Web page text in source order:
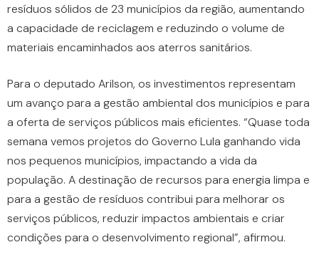
resíduos sólidos de 23 municípios da região, aumentando
a capacidade de reciclagem e reduzindo o volume de
materiais encaminhados aos aterros sanitários.
Para o deputado Arilson, os investimentos representam
um avanço para a gestão ambiental dos municípios e para
a oferta de serviços públicos mais eficientes. “Quase toda
semana vemos projetos do Governo Lula ganhando vida
nos pequenos municípios, impactando a vida da
população. A destinação de recursos para energia limpa e
para a gestão de resíduos contribui para melhorar os
serviços públicos, reduzir impactos ambientais e criar
condições para o desenvolvimento regional”, afirmou.